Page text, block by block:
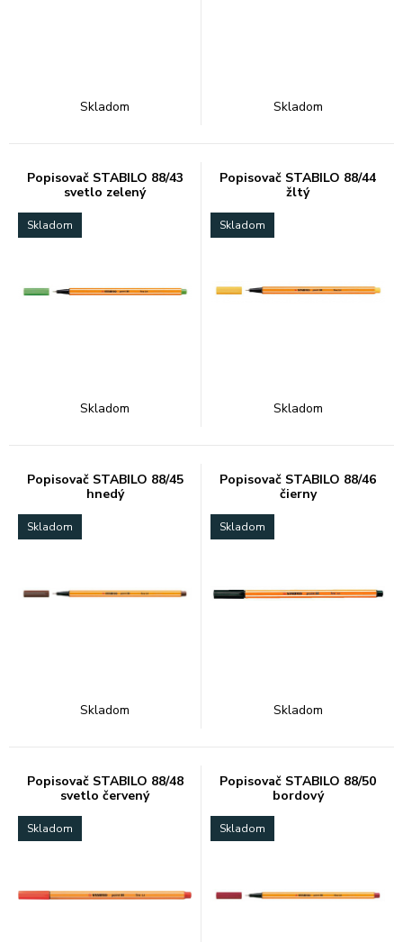
Skladom Skladom
Popisovač STABILO 88/43
svetlo zelený
Skladom
Skladom
Popisovač STABILO 88/44
žltý
Skladom
Skladom
Popisovač STABILO 88/45
hnedý
Skladom
Skladom
Popisovač STABILO 88/46
čierny
Skladom
Skladom
Popisovač STABILO 88/48
svetlo červený
Skladom
Popisovač STABILO 88/50
bordový
Skladom